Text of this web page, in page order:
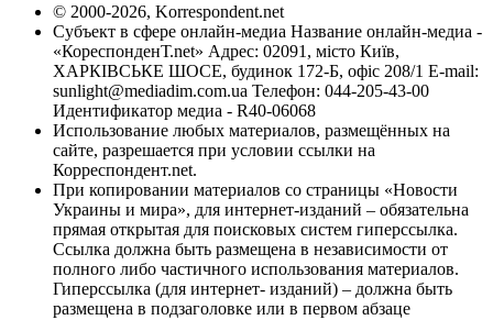
© 2000-2026, Korrespondent.net
Субъект в сфере онлайн-медиа Название онлайн-медиа -
«КореспонденТ.net» Адрес: 02091, місто Київ,
ХАРКІВСЬКЕ ШОСЕ, будинок 172-Б, офіс 208/1 E-mail:
sunlight@mediadim.com.ua Телефон: 044-205-43-00
Идентификатор медиа - R40-06068
Использование любых материалов, размещённых на
сайте, разрешается при условии ссылки на
Корреспондент.net.
При копировании материалов со страницы «Новости
Украины и мира», для интернет-изданий – обязательна
прямая открытая для поисковых систем гиперссылка.
Ссылка должна быть размещена в независимости от
полного либо частичного использования материалов.
Гиперссылка (для интернет- изданий) – должна быть
размещена в подзаголовке или в первом абзаце